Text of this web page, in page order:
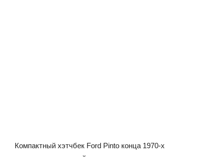
Компактный хэтчбек Ford Pinto конца 1970-х